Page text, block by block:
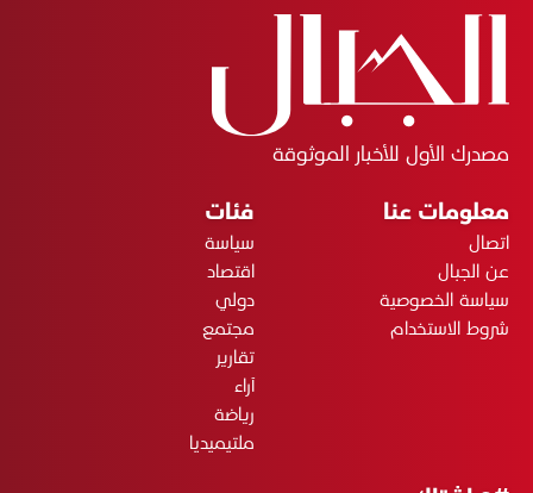
مصدرك الأول للأخبار الموثوقة
معلومات عنا
اتصال
عن الجبال
سياسة الخصوصية
شروط الاستخدام
فئات
سياسة
اقتصاد
دولي
مجتمع
تقارير
آراء
رياضة
ملتيميديا